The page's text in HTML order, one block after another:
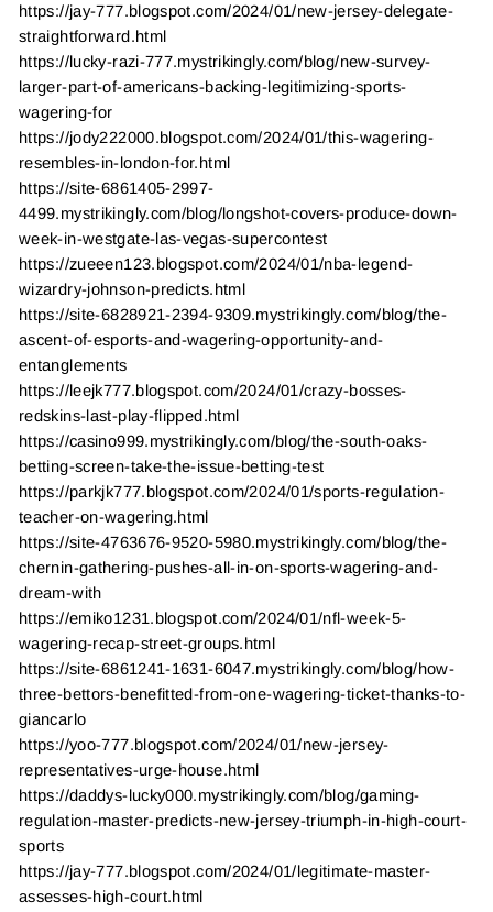
https://jay-777.blogspot.com/2024/01/new-jersey-delegate-
straightforward.html
https://lucky-razi-777.mystrikingly.com/blog/new-survey-
larger-part-of-americans-backing-legitimizing-sports-
wagering-for
https://jody222000.blogspot.com/2024/01/this-wagering-
resembles-in-london-for.html
https://site-6861405-2997-
4499.mystrikingly.com/blog/longshot-covers-produce-down-
week-in-westgate-las-vegas-supercontest
https://zueeen123.blogspot.com/2024/01/nba-legend-
wizardry-johnson-predicts.html
https://site-6828921-2394-9309.mystrikingly.com/blog/the-
ascent-of-esports-and-wagering-opportunity-and-
entanglements
https://leejk777.blogspot.com/2024/01/crazy-bosses-
redskins-last-play-flipped.html
https://casino999.mystrikingly.com/blog/the-south-oaks-
betting-screen-take-the-issue-betting-test
https://parkjk777.blogspot.com/2024/01/sports-regulation-
teacher-on-wagering.html
https://site-4763676-9520-5980.mystrikingly.com/blog/the-
chernin-gathering-pushes-all-in-on-sports-wagering-and-
dream-with
https://emiko1231.blogspot.com/2024/01/nfl-week-5-
wagering-recap-street-groups.html
https://site-6861241-1631-6047.mystrikingly.com/blog/how-
three-bettors-benefitted-from-one-wagering-ticket-thanks-to-
giancarlo
https://yoo-777.blogspot.com/2024/01/new-jersey-
representatives-urge-house.html
https://daddys-lucky000.mystrikingly.com/blog/gaming-
regulation-master-predicts-new-jersey-triumph-in-high-court-
sports
https://jay-777.blogspot.com/2024/01/legitimate-master-
assesses-high-court.html